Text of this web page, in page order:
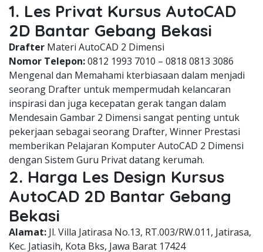
1. Les Privat Kursus AutoCAD
2D Bantar Gebang Bekasi
Drafter Materi AutoCAD 2 Dimensi
Nomor Telepon:0812 1993 7010 – 0818 0813 3086
Mengenal dan Memahami kterbiasaan dalam menjadi
seorang Drafter untuk mempermudah kelancaran
inspirasi dan juga kecepatan gerak tangan dalam
Mendesain Gambar 2 Dimensi sangat penting untuk
pekerjaan sebagai seorang Drafter, Winner Prestasi
memberikan Pelajaran Komputer AutoCAD 2 Dimensi
dengan Sistem Guru Privat datang kerumah.
2. Harga Les Design Kursus
AutoCAD 2D Bantar Gebang
Bekasi
Alamat: Jl. Villa Jatirasa No.13, RT.003/RW.011, Jatirasa,
Kec. Jatiasih, Kota Bks, Jawa Barat 17424